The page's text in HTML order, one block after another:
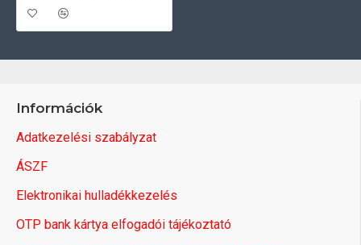
Információk
Adatkezelési szabályzat
ÁSZF
Elektronikai hulladékkezelés
OTP bank kártya elfogadói tájékoztató